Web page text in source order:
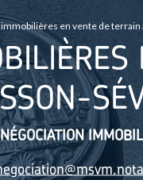
en vente de terrain